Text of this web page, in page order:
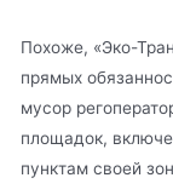
Похоже, «Эко-
прямых
мусор
площадок,
пунктам своей